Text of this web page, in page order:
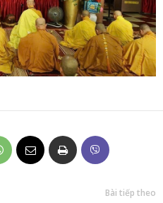
Bài tiếp theo